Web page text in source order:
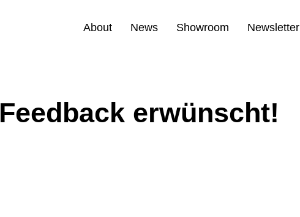
About News Showroom Newsletter
Feedback erwünscht!